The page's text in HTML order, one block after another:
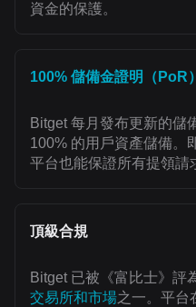
資金的保護。
100% 儲備金證明（PoR）
Bitget 每月發布更新的儲
100% 的用戶資產儲備。
平台也能保證所有提領請
頂級合規
Bitget 已被《富比士》評
交易所和市場之一。平台